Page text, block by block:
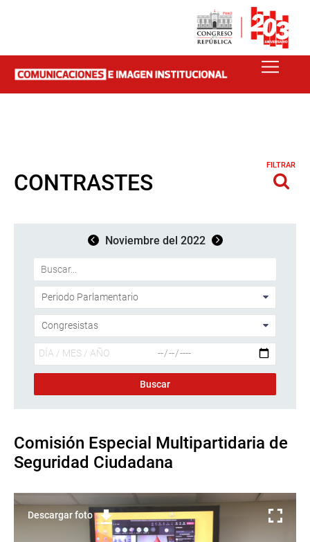
CONTRASTES
FILTRAR
Noviembre del 2022
Comisión Especial Multipartidaria de
Seguridad Ciudadana
Descargar foto